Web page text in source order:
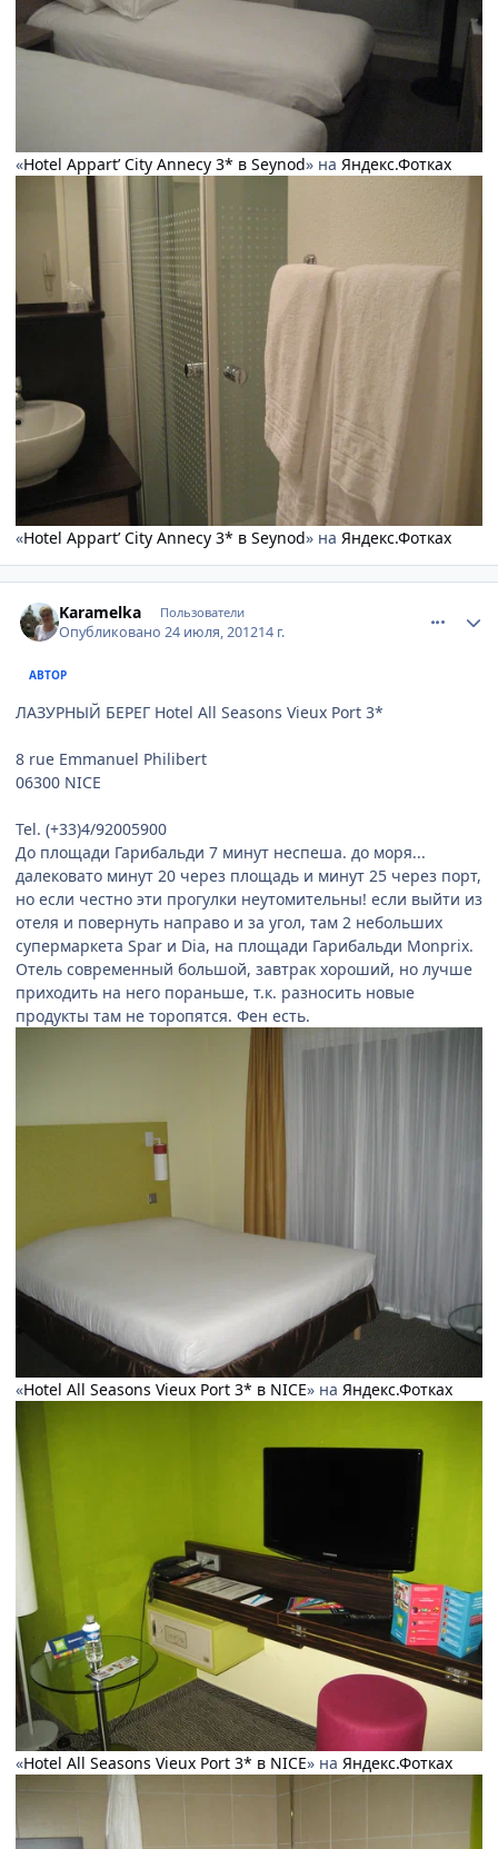
«Hotel Appart’ City Annecy 3* в Seynod» на Яндекс.Фотках
«Hotel Appart’ City Annecy 3* в Seynod» на Яндекс.Фотках
Karamelka Пользователи
Опубликовано24 июля, 201214 г.
АВТОР
ЛАЗУРНЫЙ БЕРЕГ Hotel All Seasons Vieux Port 3*
8 rue Emmanuel Philibert
06300 NICE
Tel. (+33)4/92005900
До площади Гарибальди 7 минут неспеша. до моря...
далековато минут 20 через площадь и минут 25 через порт,
но если честно эти прогулки неутомительны! если выйти из
отеля и повернуть направо и за угол, там 2 небольших
супермаркета Spar и Dia, на площади Гарибальди Monprix.
Отель современный большой, завтрак хороший, но лучше
приходить на него пораньше, т.к. разносить новые
продукты там не торопятся. Фен есть.
«Hotel All Seasons Vieux Port 3* в NICE» на Яндекс.Фотках
«Hotel All Seasons Vieux Port 3* в NICE» на Яндекс.Фотках